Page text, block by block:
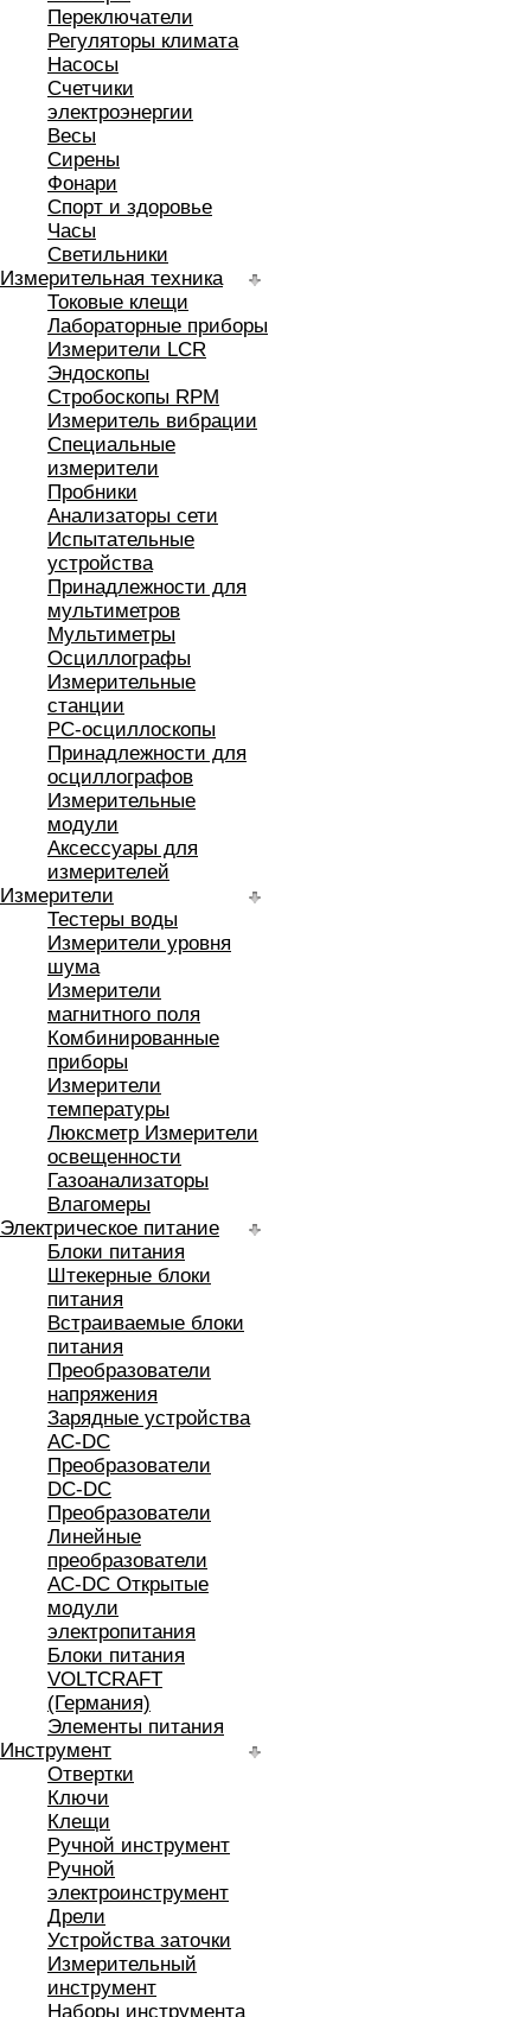
Переключатели
Регуляторы климата
Насосы
Счетчики
электроэнергии
Весы
Сирены
Фонари
Спорт и здоровье
Часы
Светильники
Измерительная техника
Токовые клещи
Лабораторные приборы
Измерители LCR
Эндоскопы
Стробоскопы RPM
Измеритель вибрации
Специальные
измерители
Пробники
Анализаторы сети
Испытательные
устройства
Принадлежности для
мультиметров
Мультиметры
Осциллографы
Измерительные
станции
РС-осциллоскопы
Принадлежности для
осциллографов
Измерительные
модули
Аксессуары для
измерителей
Измерители
Тестеры воды
Измерители уровня
шума
Измерители
магнитного поля
Комбинированные
приборы
Измерители
температуры
Люксметр Измерители
освещенности
Газоанализаторы
Влагомеры
Электрическое питание
Блоки питания
Штекерные блоки
питания
Встраиваемые блоки
питания
Преобразователи
напряжения
Зарядные устройства
AC-DC
Преобразователи
DC-DC
Преобразователи
Линейные
преобразователи
AC-DC Открытые
модули
электропитания
Блоки питания
VOLTCRAFT
(Германия)
Элементы питания
Инструмент
Отвертки
Ключи
Клещи
Ручной инструмент
Ручной
электроинструмент
Дрели
Устройства заточки
Измерительный
инструмент
Наборы инструмента